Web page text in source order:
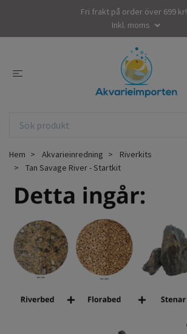
Fri frakt på order över 699 kr!
Inkl. moms
Hem Akvarieinredning
Riverkits
Tan Savage River - Startkit